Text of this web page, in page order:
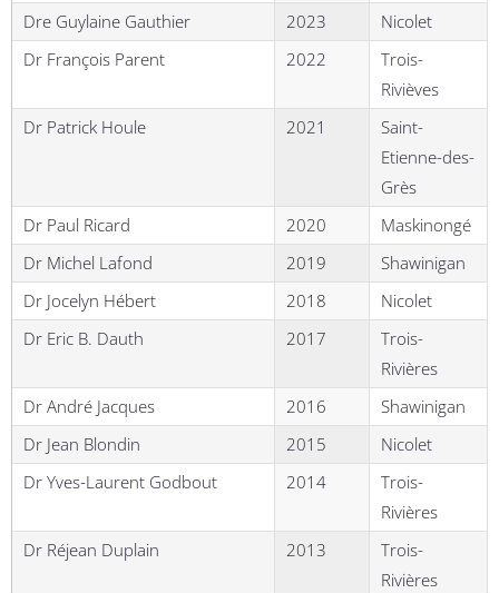
Dre Guylaine Gauthier
2023
Nicolet
Dr François Parent
2022
Trois-
Rivièves
Dr Patrick Houle
2021
Saint-
Etienne-des-
Grès
Dr Paul Ricard
2020
Maskinongé
Dr Michel Lafond
2019
Shawinigan
Dr Jocelyn Hébert
2018
Nicolet
Dr Eric B. Dauth
2017
Trois-
Rivières
Dr André Jacques
2016
Shawinigan
Dr Jean Blondin
2015
Nicolet
Dr Yves-Laurent Godbout
2014
Trois-
Rivières
Dr Réjean Duplain
2013
Trois-
Rivières